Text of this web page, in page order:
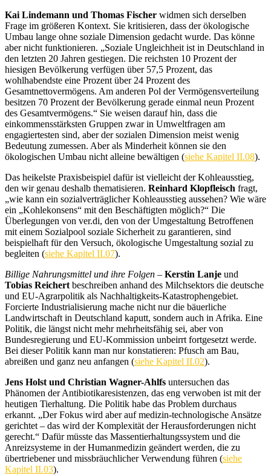
Kai Lindemann und Thomas Fischer widmen sich derselben
Frage im größeren Kontext. Sie kritisieren, dass der ökologische
Umbau lange ohne soziale Dimension gedacht wurde. Das könne
aber nicht funktionieren. „Soziale Ungleichheit ist in Deutschland in
den letzten 20 Jahren gestiegen. Die reichsten 10 Prozent der
hiesigen Bevölkerung verfügen über 57,5 Prozent, das
wohlhabendste eine Prozent über 24 Prozent des
Gesamtnettovermögens. Am anderen Pol der Vermögensverteilung
besitzen 70 Prozent der Bevölkerung gerade einmal neun Prozent
des Gesamtvermögens.“ Sie weisen darauf hin, dass die
einkommensstärksten Gruppen zwar in Umweltfragen am
engagiertesten sind, aber der sozialen Dimension meist wenig
Bedeutung zumessen. Aber als Minderheit können sie den
ökologischen Umbau nicht alleine bewältigen (siehe Kapitel II.08).
Das heikelste Praxisbeispiel dafür ist vielleicht der Kohleausstieg,
den wir genau deshalb thematisieren. Reinhard Klopfleisch fragt,
„wie kann ein sozialverträglicher Kohleausstieg aussehen? Wie wäre
ein „Kohlekonsens“ mit den Beschäftigten möglich?“ Die
Überlegungen von ver.di, den von der Umgestaltung Betroffenen
mit einem Sozialpool soziale Sicherheit zu garantieren, sind
beispielhaft für den Versuch, ökologische Umgestaltung sozial zu
begleiten (siehe Kapitel II.07).
Billige Nahrungsmittel und ihre Folgen – Kerstin Lanje und
Tobias Reichert beschreiben anhand des Milchsektors die deutsche
und EU-Agrarpolitik als Nachhaltigkeits-Katastrophengebiet.
Forcierte Industrialisierung mache nicht nur die bäuerliche
Landwirtschaft in Deutschland kaputt, sondern auch in Afrika. Eine
Politik, die längst nicht mehr mehrheitsfähig sei, aber von
Bundesregierung und EU-Kommission unbeirrt fortgesetzt werde.
Bei dieser Politik kann man nur konstatieren: Pfusch am Bau,
abreißen und ganz neu anfangen (siehe Kapitel II.02).
Jens Holst und Christian Wagner-Ahlfs untersuchen das
Phänomen der Antibiotikaresistenzen, das eng verwoben ist mit der
heutigen Tierhaltung. Die Politik habe das Problem durchaus
erkannt. „Der Fokus wird aber auf medizin-technologische Ansätze
gerichtet – das wird der Komplexität der Herausforderungen nicht
gerecht.“ Dafür müsste das Massentierhaltungssystem und die
Anreizsysteme in der Humanmedizin geändert werden, die zu
übertriebener und missbräuchlicher Verwendung führen (siehe
Kapitel II.03).